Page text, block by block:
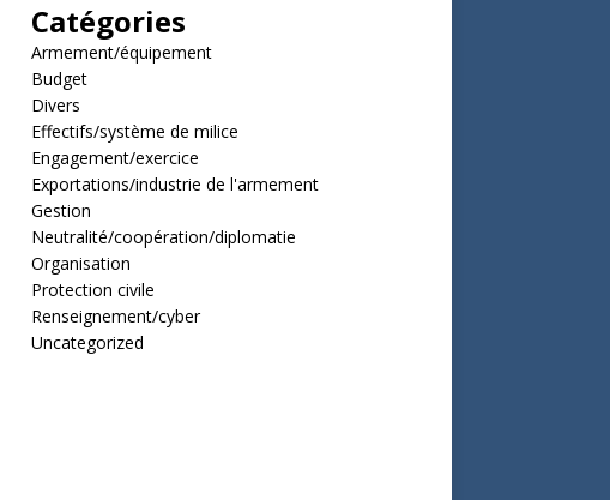
Catégories
Armement/équipement
Budget
Divers
Effectifs/système de milice
Engagement/exercice
Exportations/industrie de l'armement
Gestion
Neutralité/coopération/diplomatie
Organisation
Protection civile
Renseignement/cyber
Uncategorized